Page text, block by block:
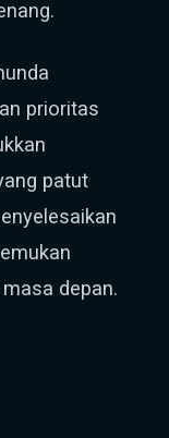
prioritas
patut
depan.